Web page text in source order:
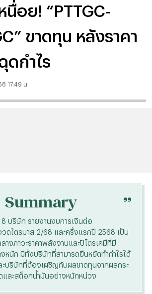
นื่อย! “PTTGC-
ขาดทุน หลังราคา
ดกำไร
17:49 น.
Summary “
บริษัท รายงานงบการเงินต่อ
ดไตรมาส 2/68 และครึ่งแรกปี 2568 เป็น
างภาวะราคาพลังงานและปิโตรเคมีที่มี
หนัก มีทั้งบริษัทที่สามารถยืนหยัดทำกำไรได้
บริษัทที่ต้องเผชิญกับผลขาดทุนจากผลกระ
และสต็อกน้ำมันอย่างหนักหน่วง